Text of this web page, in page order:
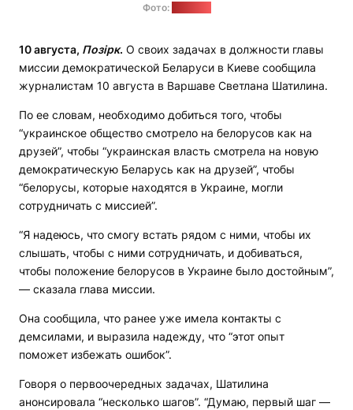
Фото:
10 августа, Позірк. О своих задачах в должности главы
миссии демократической Беларуси в Киеве сообщила
журналистам 10 августа в Варшаве Светлана Шатилина.
По ее словам, необходимо добиться того, чтобы
“украинское общество смотрело на белорусов как на
друзей”, чтобы “украинская власть смотрела на новую
демократическую Беларусь как на друзей”, чтобы
“белорусы, которые находятся в Украине, могли
сотрудничать с миссией”.
“Я надеюсь, что смогу встать рядом с ними, чтобы их
слышать, чтобы с ними сотрудничать, и добиваться,
чтобы положение белорусов в Украине было достойным”,
— сказала глава миссии.
Она сообщила, что ранее уже имела контакты с
демсилами, и выразила надежду, что “этот опыт
поможет избежать ошибок”.
Говоря о первоочередных задачах, Шатилина
анонсировала “несколько шагов”. “Думаю, первый шаг —